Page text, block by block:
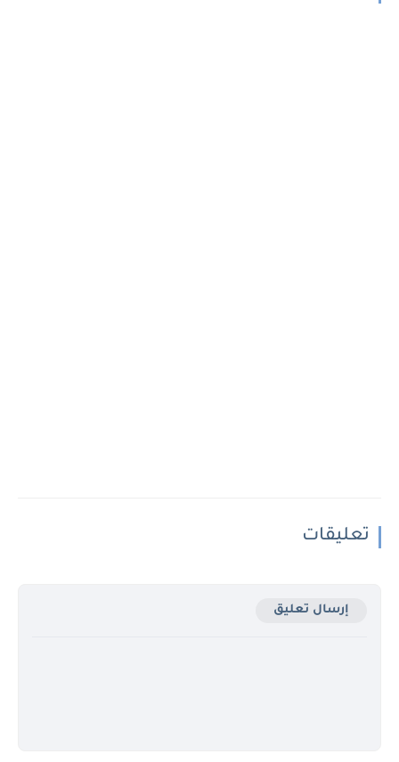
تعليقات
إرسال تعليق